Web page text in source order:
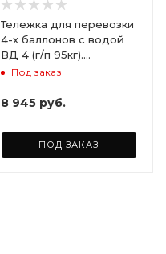
Тележка для перевозки
4-х баллонов с водой
ВД 4 (г/п 95кг).
Комплект лестничных
Под заказ
8 945 руб.
ПОД ЗАКАЗ